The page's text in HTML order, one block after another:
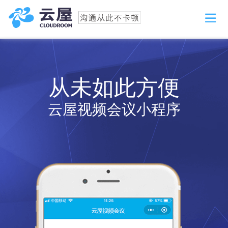
从未如此方便
云屋视频会议小程序